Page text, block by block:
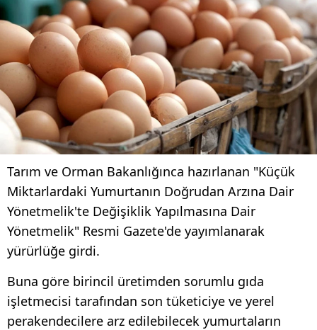
Tarım ve Orman Bakanlığınca hazırlanan "Küçük
Miktarlardaki Yumurtanın Doğrudan Arzına Dair
Yönetmelik'te Değişiklik Yapılmasına Dair
Yönetmelik" Resmi Gazete'de yayımlanarak
yürürlüğe girdi.
Buna göre birincil üretimden sorumlu gıda
işletmecisi tarafından son tüketiciye ve yerel
perakendecilere arz edilebilecek yumurtaların